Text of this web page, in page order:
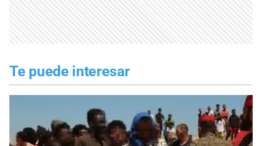
Te puede interesar